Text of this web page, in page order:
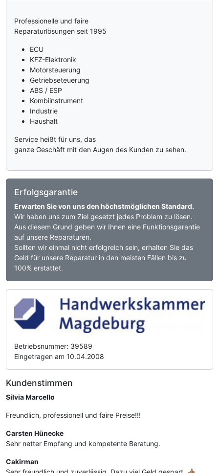
Professionelle und faire
Reparaturlösungen seit 1995
ECU
KFZ-Elektronik
Motorsteuerung
Getriebseteuerung
ABS / ESP
Kombiinstrument
Industrie
Haushalt
Service heißt für uns, das
ganze Geschäft mit den Augen des Kunden zu sehen.
Erfolgsgarantie
Erwarten Sie von uns den höchstmöglichen Standard.
Wir haben uns zum Ziel gesetzt jedes Problem zu lösen.
Aus diesem Grund geben wir Ihnen eine Funktionsgarantie
auf unsere Reparaturen.
Sollten wir einmal nicht erfolgreich sein, erhalten Sie das
Geld für unsere Reparatur in den meisten Fällen bis zu
100% erstattet.
Betriebsnummer: 39589
Eingetragen am 10.04.2008
Kundenstimmen
Silvia Marcello
Freundlich, professionell und faire Preise!!!
Carsten Hünecke
Sehr netter Empfang und kompetente Beratung.
Cakirman